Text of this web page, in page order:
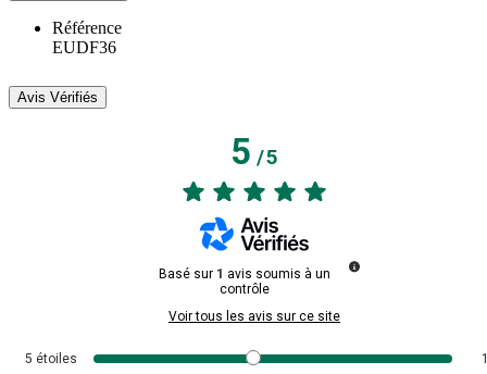
Référence
EUDF36
Avis Vérifiés
5/5
Basé sur 1 avis soumis à un
contrôle
Voir tous les avis sur ce site
5 étoiles